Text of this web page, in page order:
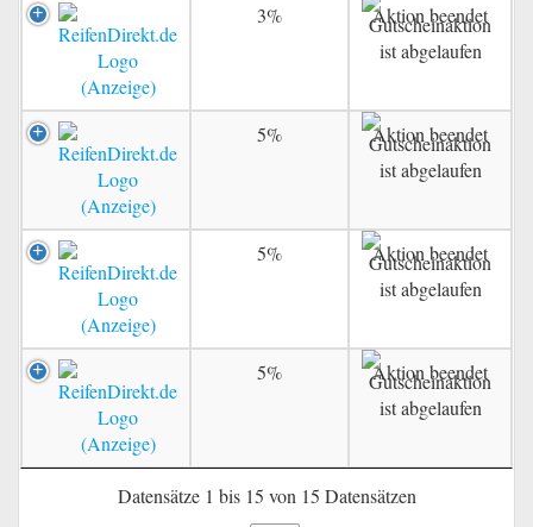
3% Aktion beendet
5% Aktion beendet
5% Aktion beendet
5% Aktion beendet
Datensätze 1 bis 15 von 15 Datensätzen